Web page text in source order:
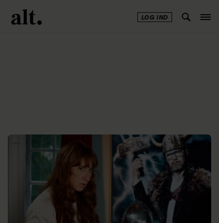
LOG IND